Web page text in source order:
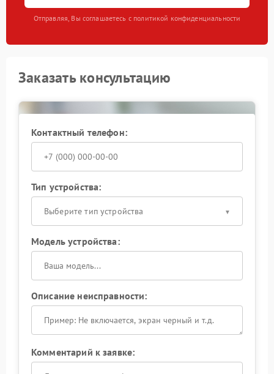
Отправляя, Вы соглашаетесь с политикой конфиденциальности
Заказать консультацию
Контактный телефон:
Тип устройства:
Выберите тип устройства
Модель устройства:
Описание неисправности:
Комментарий к заявке: